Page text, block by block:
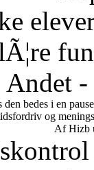
Andet
bedes i en
og
Af Hizb